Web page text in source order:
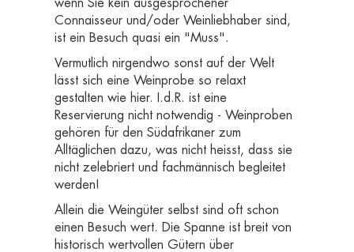
wenn Sie kein ausgesprochener
Connaisseur und/oder Weinliebhaber sind,
ist ein Besuch quasi ein "Muss".
Vermutlich nirgendwo sonst auf der Welt
lässt sich eine Weinprobe so relaxt
gestalten wie hier. I.d.R. ist eine
Reservierung nicht notwendig - Weinproben
gehören für den Südafrikaner zum
Alltäglichen dazu, was nicht heisst, dass sie
nicht zelebriert und fachmännisch begleitet
werden!
Allein die Weingüter selbst sind oft schon
einen Besuch wert. Die Spanne ist breit von
historisch wertvollen Gütern über